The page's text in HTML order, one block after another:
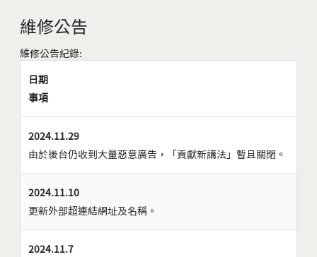
維修公告
維修公告紀錄:
日期
事項
2024.11.29
由於後台仍收到大量惡意廣告，「貢獻新講法」暫且關閉。
2024.11.10
更新外部超連結網址及名稱。
2024.11.7